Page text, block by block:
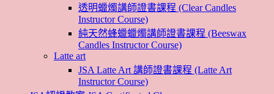
透明蠟燭講師證書課程 (Clear Candles
Instructor Course)
純天然蜂蠟蠟燭講師證書課程 (Beeswax
Candles Instructor Course)
Latte art
JSA Latte Art 講師證書課程 (Latte Art
Instructor Course)